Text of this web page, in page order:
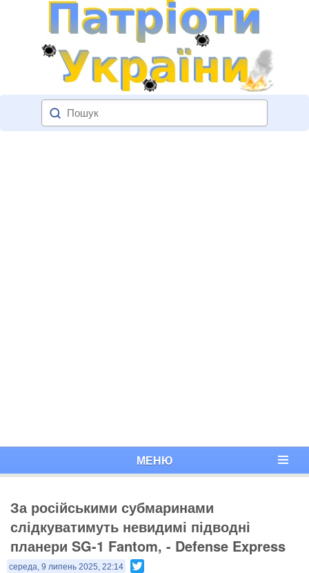
МЕНЮ
За російськими субмаринами
слідкуватимуть невидимі підводні
планери SG-1 Fantom, - Defense Express
середа, 9 липень 2025, 22:14